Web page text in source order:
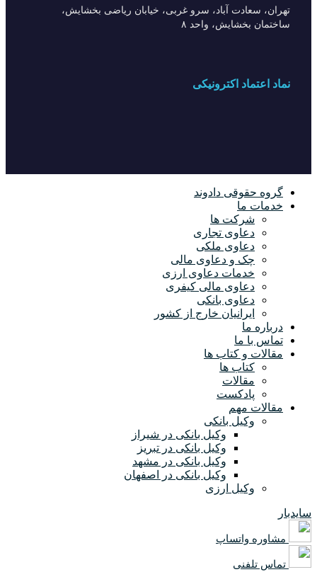
تهران، سعادت آباد، سرو غربی، خیابان ریاضی بخشایش،
ساختمان بخشایش، واحد ۸
نماد اعتماد اکترونیکی
گروه حقوقی دادوند
خدمات ما
شرکت ها
دعاوی تجاری
دعاوی ملکی
چک و دعاوی مالی
خدمات دعاوی ارزی
دعاوی مالی کیفری
دعاوی بانکی
ایرانیان خارج از کشور
درباره ما
تماس با ما
مقالات و کتاب ها
کتاب ها
مقالات
پادکست
مقالات مهم
وکیل بانکی
وکیل بانکی در شیراز
وکیل بانکی در تبریز
وکیل بانکی در مشهد
وکیل بانکی در اصفهان
وکیل ارزی
سایدبار
مشاوره واتساپ
تماس تلفنی